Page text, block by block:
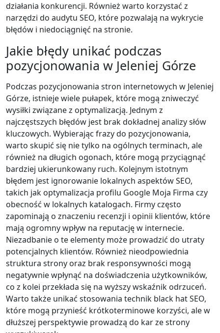
działania konkurencji. Również warto korzystać z
narzędzi do audytu SEO, które pozwalają na wykrycie
błędów i niedociągnięć na stronie.
Jakie błędy unikać podczas
pozycjonowania w Jeleniej Górze
Podczas pozycjonowania stron internetowych w Jeleniej
Górze, istnieje wiele pułapek, które mogą zniweczyć
wysiłki związane z optymalizacją. Jednym z
najczęstszych błędów jest brak dokładnej analizy słów
kluczowych. Wybierając frazy do pozycjonowania,
warto skupić się nie tylko na ogólnych terminach, ale
również na długich ogonach, które mogą przyciągnąć
bardziej ukierunkowany ruch. Kolejnym istotnym
błędem jest ignorowanie lokalnych aspektów SEO,
takich jak optymalizacja profilu Google Moja Firma czy
obecność w lokalnych katalogach. Firmy często
zapominają o znaczeniu recenzji i opinii klientów, które
mają ogromny wpływ na reputację w internecie.
Niezadbanie o te elementy może prowadzić do utraty
potencjalnych klientów. Również nieodpowiednia
struktura strony oraz brak responsywności mogą
negatywnie wpłynąć na doświadczenia użytkowników,
co z kolei przekłada się na wyższy wskaźnik odrzuceń.
Warto także unikać stosowania technik black hat SEO,
które mogą przynieść krótkoterminowe korzyści, ale w
dłuższej perspektywie prowadzą do kar ze strony